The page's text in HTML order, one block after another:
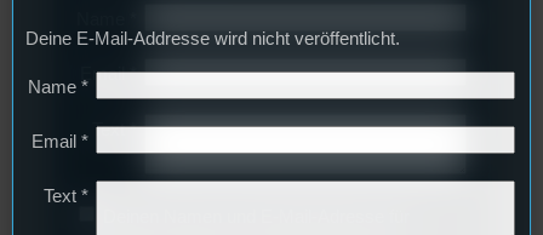
Email*
Text*
Deine E-Mail-Addresse wird nicht veröffentlicht.
Name *
Email *
Text *